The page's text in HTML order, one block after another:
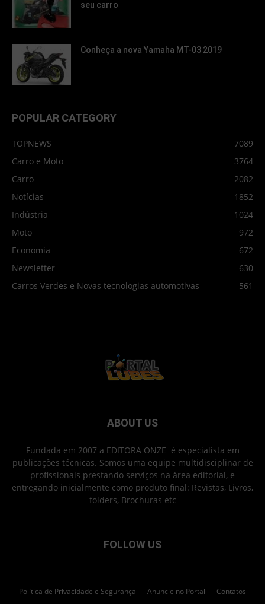
seu carro
Conheça a nova Yamaha MT-03 2019
POPULAR CATEGORY
TOPNEWS
7089
Carro e Moto
3764
Carro
2082
Notícias
1852
Indústria
1024
Moto
972
Economia
672
Newsletter
630
Carros Verdes e Novas tecnologias automotivas
561
ABOUT US
Fundada em 2007 a EDITORA ONZE é especialista em
publicações técnicas. Somos uma equipe multidisciplinar de
profissionais prestando serviços na área editorial, e
entregando inicialmente como produto final: Revistas, Livros,
folders, Brochuras etc
FOLLOW US
Política de Privacidade e Segurança Anuncie no Portal Contatos